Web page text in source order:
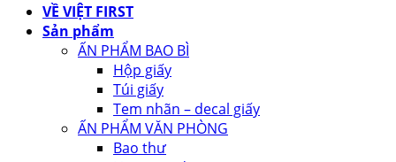
VỀ VIỆT FIRST
Sản phẩm
ẤN PHẨM BAO BÌ
Hộp giấy
Túi giấy
Tem nhãn – decal giấy
ẤN PHẨM VĂN PHÒNG
Bao thư